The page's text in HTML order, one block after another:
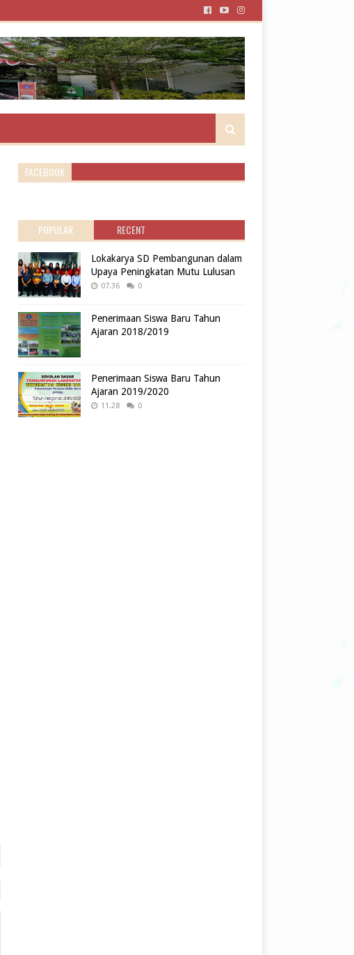
FACEBOOK
POPULAR RECENT
Lokakarya SD Pembangunan dalam
Upaya Peningkatan Mutu Lulusan
07.36 0
Penerimaan Siswa Baru Tahun
Ajaran 2018/2019
Penerimaan Siswa Baru Tahun
Ajaran 2019/2020
11.28 0